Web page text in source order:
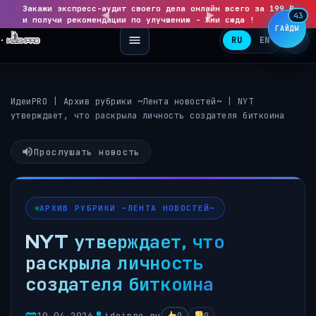
◀
Закажи экспресс-аудит своего дела онлайн всего за 199 ₽
и получи рекомендации по улучшению - Жми сюда !
▶
RU EN
ИдеиPRO Архив рубрики ~Лента новостей~
NYT
утверждает, что раскрыла личность создателя биткоина
Прослушать новость
АРХИВ РУБРИКИ ~ЛЕНТА НОВОСТЕЙ~
NYT утверждает, что
раскрыла личность
создателя биткоина
ГАЙДЫ
43